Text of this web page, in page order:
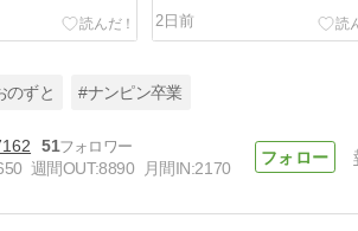
2日前
のずと #ナンピン卒業
51
週間OUT:8890 月間IN:2170